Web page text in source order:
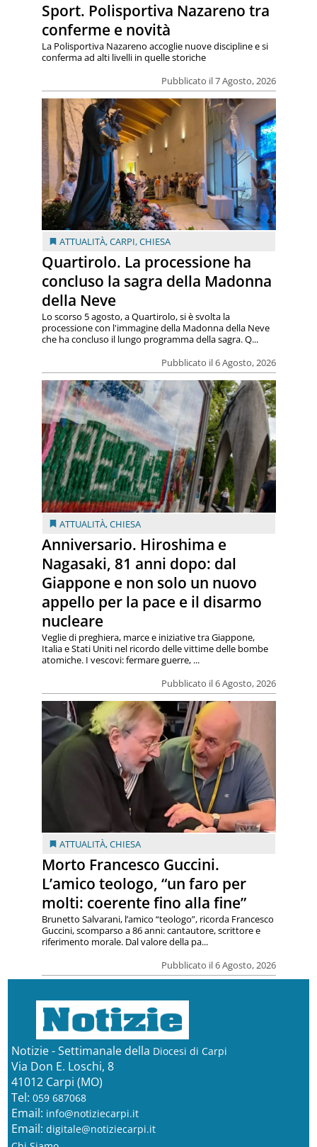
Sport. Polisportiva Nazareno tra
conferme e novità
Pubblicato il 7 Agosto, 2026
La Polisportiva Nazareno accoglie nuove discipline e si
conferma ad alti livelli in quelle storiche
ATTUALITÀ,CARPI,CHIESA
Quartirolo. La processione ha
concluso la sagra della Madonna
della Neve
Pubblicato il 6 Agosto, 2026
Lo scorso 5 agosto, a Quartirolo, si è svolta la
processione con l'immagine della Madonna della Neve
che ha concluso il lungo programma della sagra. Q...
ATTUALITÀ,CHIESA
Anniversario. Hiroshima e
Nagasaki, 81 anni dopo: dal
Giappone e non solo un nuovo
appello per la pace e il disarmo
nucleare
Pubblicato il 6 Agosto, 2026
Veglie di preghiera, marce e iniziative tra Giappone,
Italia e Stati Uniti nel ricordo delle vittime delle bombe
atomiche. I vescovi: fermare guerre, ...
ATTUALITÀ,CHIESA
Morto Francesco Guccini.
L’amico teologo, “un faro per
molti: coerente fino alla fine”
Pubblicato il 6 Agosto, 2026
Brunetto Salvarani, l’amico “teologo”, ricorda Francesco
Guccini, scomparso a 86 anni: cantautore, scrittore e
riferimento morale. Dal valore della pa...
Notizie - Settimanale della Diocesi di Carpi
Via Don E. Loschi, 8
41012 Carpi (MO)
Tel: 059 687068
Email: info@notiziecarpi.it
Email: digitale@notiziecarpi.it